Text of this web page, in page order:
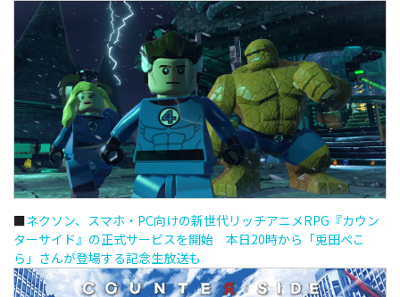
■ネクソン、スマホ・PC向けの新世代リッチアニメRPG『カウン
ターサイド』の正式サービスを開始 本日20時から「兎田ぺこ
ら」さんが登場する記念生放送も